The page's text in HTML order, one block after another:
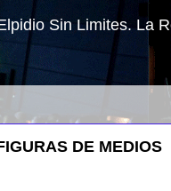
Sin Limites. La
DE MEDIOS